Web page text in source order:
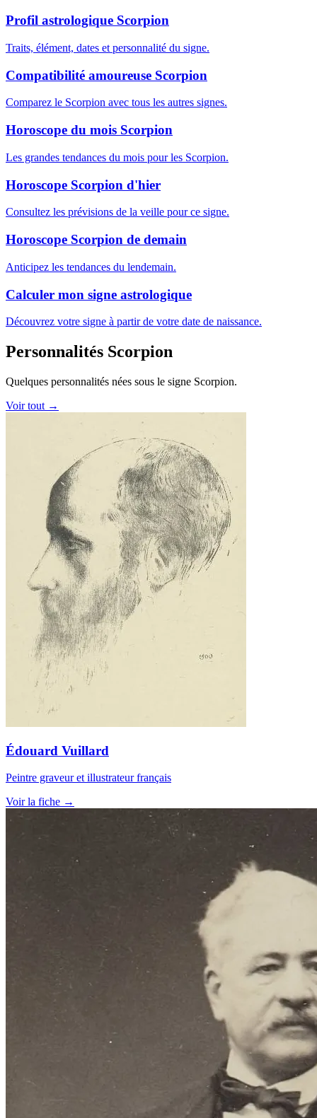
Profil astrologique Scorpion
Traits, élément, dates et personnalité du signe.
Compatibilité amoureuse Scorpion
Comparez le Scorpion avec tous les autres signes.
Horoscope du mois Scorpion
Les grandes tendances du mois pour les Scorpion.
Horoscope Scorpion d'hier
Consultez les prévisions de la veille pour ce signe.
Horoscope Scorpion de demain
Anticipez les tendances du lendemain.
Calculer mon signe astrologique
Découvrez votre signe à partir de votre date de naissance.
Personnalités Scorpion
Quelques personnalités nées sous le signe Scorpion.
Voir tout →
Édouard Vuillard
Peintre graveur et illustrateur français
Voir la fiche →